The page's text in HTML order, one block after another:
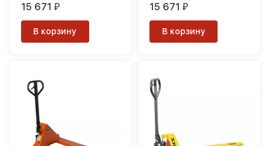
15 671₽
В корзину
15 671₽
В корзину